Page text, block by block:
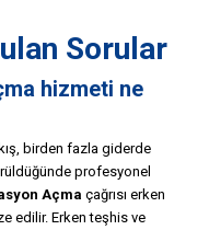
Sorular
hizmeti ne
birden fazla giderde
profesyonel
Açma çağrısı erken
edilir. Erken teşhis ve